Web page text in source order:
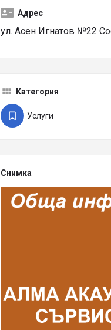
Адрес
ул. Асен Игнатов №22
Категория
Услуги
Снимка